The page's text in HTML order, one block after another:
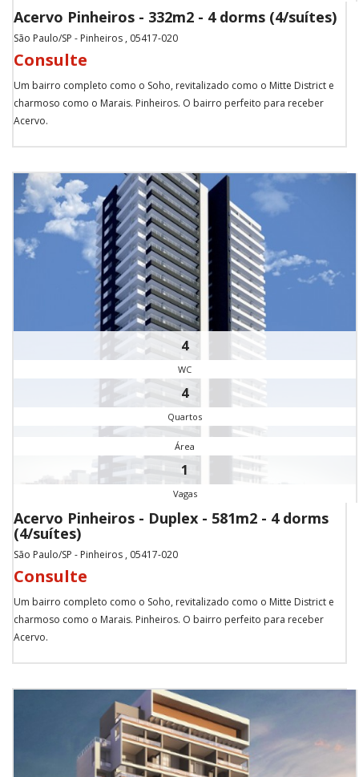
Acervo Pinheiros - 332m2 - 4 dorms (4/suítes)
São Paulo/SP - Pinheiros , 05417-020
Consulte
Um bairro completo como o Soho, revitalizado como o Mitte District e
charmoso como o Marais. Pinheiros. O bairro perfeito para receber
Acervo.
4
WC
4
Quartos
Área
1
Vagas
Acervo Pinheiros - Duplex - 581m2 - 4 dorms
(4/suítes)
São Paulo/SP - Pinheiros , 05417-020
Consulte
Um bairro completo como o Soho, revitalizado como o Mitte District e
charmoso como o Marais. Pinheiros. O bairro perfeito para receber
Acervo.